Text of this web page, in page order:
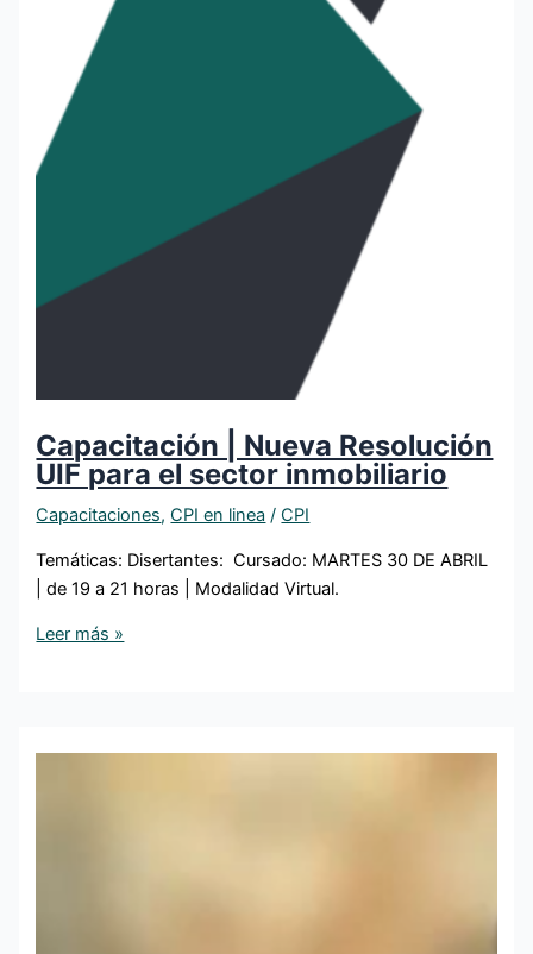
Capacitación | Nueva Resolución
UIF para el sector inmobiliario
Capacitaciones,CPI en linea /CPI
Temáticas: Disertantes: Cursado: MARTES 30 DE ABRIL
| de 19 a 21 horas | Modalidad Virtual.
Leer más »